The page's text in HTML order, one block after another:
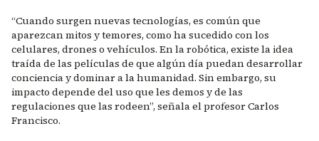
“Cuando surgen nuevas tecnologías, es común que
aparezcan mitos y temores, como ha sucedido con los
celulares, drones o vehículos. En la robótica, existe la idea
traída de las películas de que algún día puedan desarrollar
conciencia y dominar a la humanidad. Sin embargo, su
impacto depende del uso que les demos y de las
regulaciones que las rodeen”, señala el profesor Carlos
Francisco.